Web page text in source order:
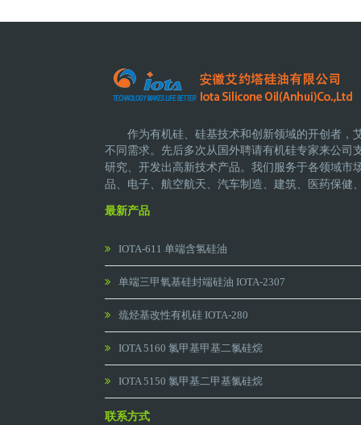
作为有机硅、硅基技术和创新领域的开创者，
不同需求。先后多次从国外聘请有机硅专家来公司
研究、开发出高新技术产品。 我们服务于各领域市
品、电子、航空航天、汽车制造、建筑、医药保健
最新产品
IOTA-611 单端含氢硅油
单端三甲氧基硅封端硅油 IOTA-2307
巯烃基改性有机硅 IOTA-280
IOTA 5160 氯甲基甲基二氯硅烷
IOTA 5150 氯甲基二甲基氯硅烷
联系方式